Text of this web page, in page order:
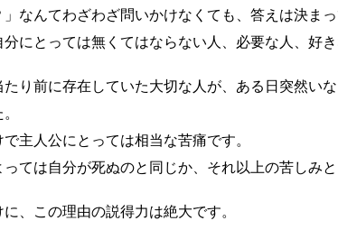
」なんてわざわざ問いかけなくても、答えは決まっ
分にとっては無くてはならない人、必要な人、好き
たり前に存在していた大切な人が、ある日突然い
で主人公にとっては相当な苦痛です。
っては自分が死ぬのと同じか、それ以上の苦しみと
に、この理由の説得力は絶大です。